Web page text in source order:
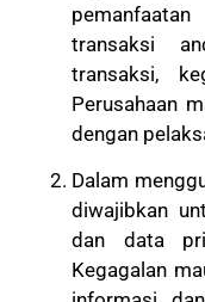
transaksi
transaksi,
Perusahaan
dengan
Dalam
diwajibkan
dan data
Kegagalan